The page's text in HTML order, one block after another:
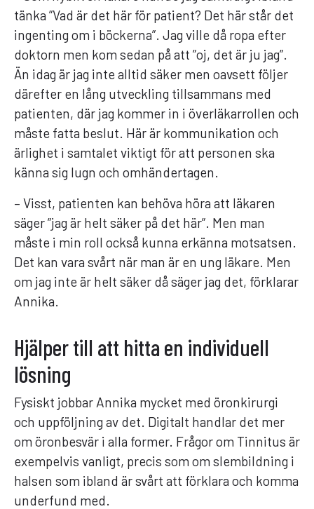
tänka ”Vad är det här för patient? Det här står det
ingenting om i böckerna”. Jag ville då ropa efter
doktorn men kom sedan på att ”oj, det är ju jag”.
Än idag är jag inte alltid säker men oavsett följer
därefter en lång utveckling tillsammans med
patienten, där jag kommer in i överläkarrollen och
måste fatta beslut. Här är kommunikation och
ärlighet i samtalet viktigt för att personen ska
känna sig lugn och omhändertagen.
– Visst, patienten kan behöva höra att läkaren
säger ”jag är helt säker på det här”. Men man
måste i min roll också kunna erkänna motsatsen.
Det kan vara svårt när man är en ung läkare. Men
om jag inte är helt säker då säger jag det, förklarar
Annika.
Hjälper till att hitta en individuell
lösning
Fysiskt jobbar Annika mycket med öronkirurgi
och uppföljning av det. Digitalt handlar det mer
om öronbesvär i alla former. Frågor om Tinnitus är
exempelvis vanligt, precis som om slembildning i
halsen som ibland är svårt att förklara och komma
underfund med.